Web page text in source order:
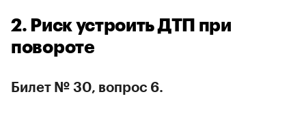
2. Риск устроить ДТП при
повороте
Билет № 30, вопрос 6.